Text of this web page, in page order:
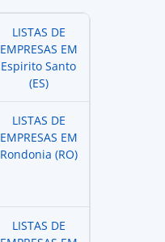
LISTAS DE
EMPRESAS EM
Espirito Santo
(ES)
LISTAS DE
EMPRESAS EM
Rondonia (RO)
LISTAS DE